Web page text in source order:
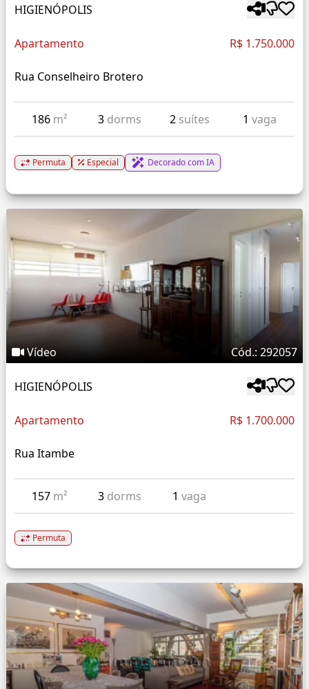
HIGIENÓPOLIS
Apartamento R$ 1.750.000
Rua Conselheiro Brotero
186 m² 3 dorms 2 suítes 1 vaga
Permuta Especial Decorado com IA
Vídeo Cód.: 292057
HIGIENÓPOLIS
Apartamento R$ 1.700.000
Rua Itambe
157 m² 3 dorms 1vaga
Permuta